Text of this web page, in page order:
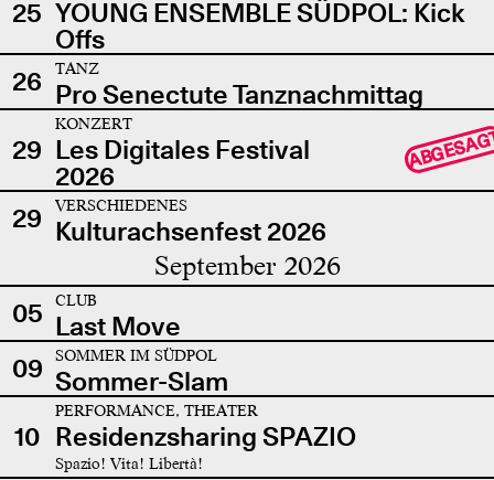
25 YOUNG ENSEMBLE SÜDPOL: Kick
Offs
26
TANZ
Pro Senectute Tanznachmittag
29
KONZERT
Les Digitales Festival
2026
29 VERSCHIEDENES
Kulturachsenfest 2026
September 2026
05 CLUB
Last Move
09
SOMMER IM SÜDPOL
Sommer-Slam
10
PERFORMANCE, THEATER
Residenzsharing SPAZIO
Spazio! Vita! Libertà!